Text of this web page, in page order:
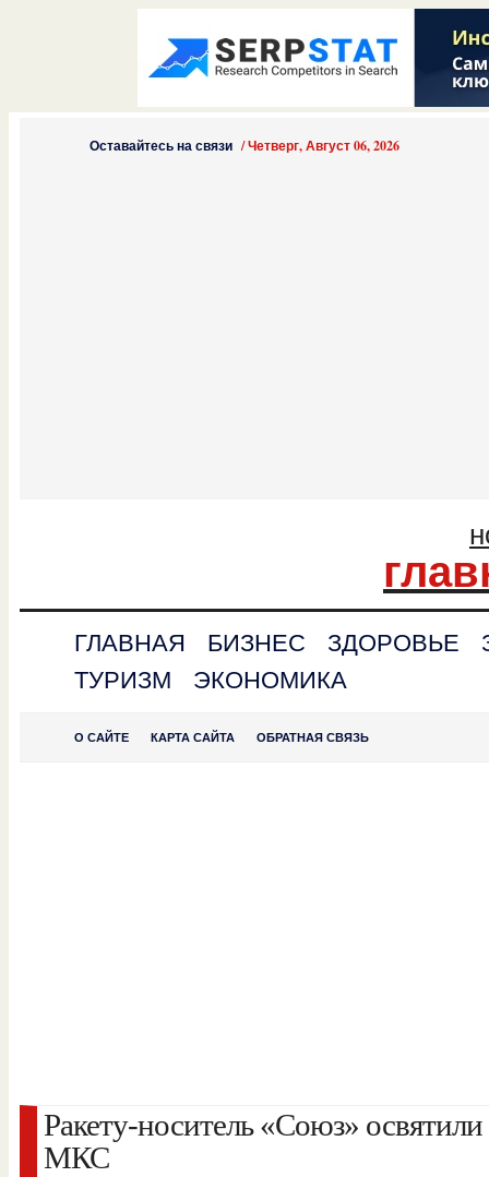
Оставайтесь на связи /Четверг, Август 06, 2026
ГЛАВНАЯ БИЗНЕС ЗДОРОВЬЕ
ТУРИЗМ
ЭКОНОМИКА
О САЙТЕ КАРТА САЙТА ОБРАТНАЯ СВЯЗЬ
Ракету-носитель «Союз» освятили
МКС